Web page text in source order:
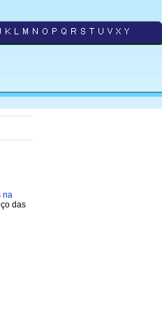
na
das